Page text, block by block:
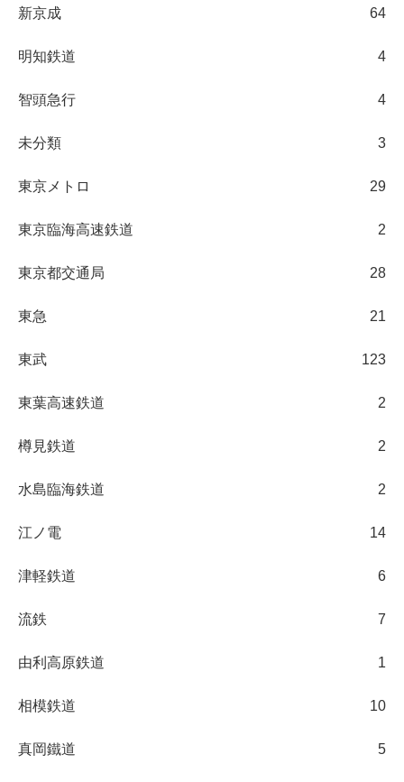
新京成 64
明知鉄道 4
智頭急行 4
未分類 3
東京メトロ 29
東京臨海高速鉄道 2
東京都交通局 28
東急 21
東武 123
東葉高速鉄道 2
樽見鉄道 2
水島臨海鉄道 2
江ノ電 14
津軽鉄道 6
流鉄 7
由利高原鉄道 1
相模鉄道 10
真岡鐵道 5